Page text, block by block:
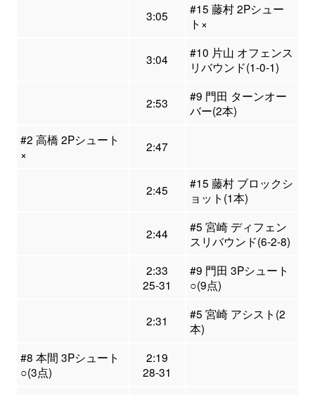
3:05
#15 藤村 2Pシュー
ト×
3:04
#10 片山 オフェンス
リバウンド(1-0-1)
2:53
#9 門田 ターンオー
バー(2本)
#2 高橋 2Pシュート
×
2:47
2:45
#15 藤村 ブロックシ
ョット(1本)
2:44
#5 宮崎 ディフェン
スリバウンド(6-2-8)
2:33
25-31
#9 門田 3Pシュート
○(9点)
2:31
#5 宮崎 アシスト(2
本)
#8 本間 3Pシュート
○(3点)
2:19
28-31